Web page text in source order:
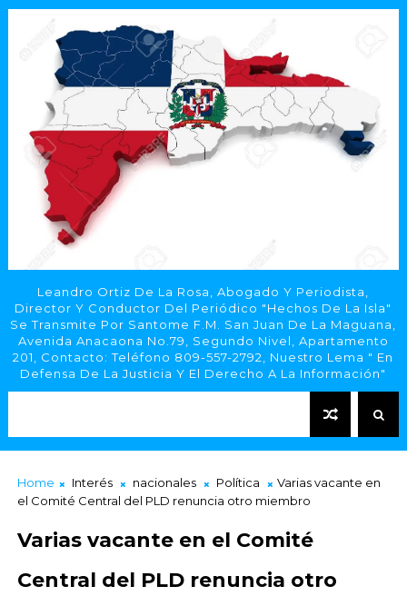
Leandro Ortiz De La Rosa, Abogado Y Periodista,
Director Y Conductor Del Periódico "Hechos De La Isla"
Se Transmite Por Santome F.M. San Juan De La Maguana,
Avenida Anacaona No.79, Segundo Nivel, Apartamento
201, Contacto: Teléfono 809-557-2792, Nuestro Lema " En
Defensa De La Justicia Y El Derecho A La Información"
Home Interés nacionales Política
Varias vacante en
el Comité Central del PLD renuncia otro miembro
Varias vacante en el Comité
Central del PLD renuncia otro